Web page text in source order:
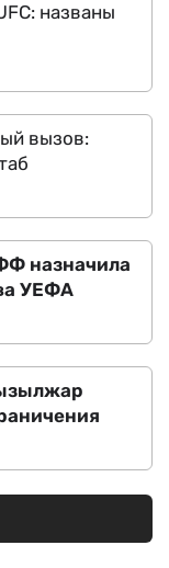
названы
вызов:
назначила
УЕФА